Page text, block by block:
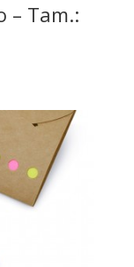
– Tam.: